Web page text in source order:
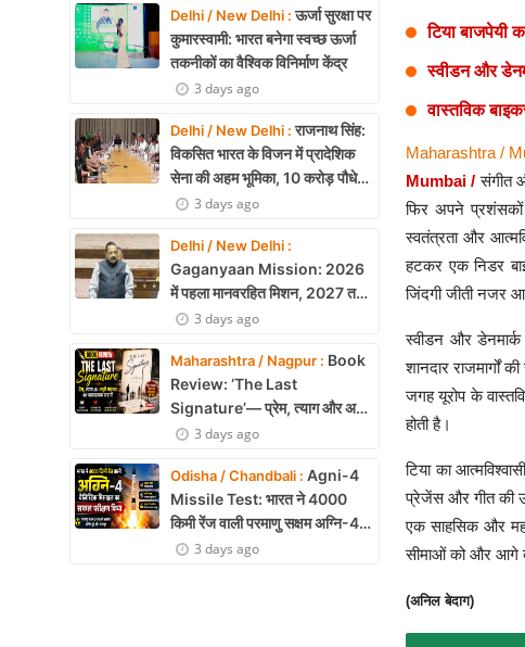
Contact Us Delhi / New Delhi :ऊर्जा सुरक्षा पर
कुमारस्वामी: भारत बनेगा स्वच्छ ऊर्जा
तकनीकों का वैश्विक विनिर्माण केंद्र
3 days ago
Delhi / New Delhi :राजनाथ सिंह:
विकसित भारत के विजन में प्रादेशिक
सेना की अहम भूमिका, 10 करोड़ पौधे
लगाने का रिकॉर्ड
3 days ago
Delhi / New Delhi :
Gaganyaan Mission: 2026
में पहला मानवरहित मिशन, 2027 तक
अंतरिक्ष में जाएगा पहला भारतीय दल
3 days ago
Maharashtra / Nagpur : Book
Review: ‘The Last
Signature’— प्रेम, त्याग और अधूरी
मोहब्बत की भावनात्मक कहानी
3 days ago
Odisha / Chandbali : Agni-4
Missile Test: भारत ने 4000
किमी रेंज वाली परमाणु सक्षम अग्नि-4
बैलिस्टिक मिसाइल का सफल परीक्षण,
3 days ago
टिया बाजपेयी
स्वीडन और
वास्तविक
Maharashtra /
Mumbai /संगीत
फिर अपने प्रशंसकों
स्वतंत्रता और
हटकर एक निडर
जिंदगी जीती नजर
स्वीडन और डेनमार्क
शानदार राजमार्गों
जगह यूरोप के
होती है।
टिया का
प्रेजेंस और गीत की
एक साहसिक और
सीमाओं को और आगे
(अनिल बेदाग)